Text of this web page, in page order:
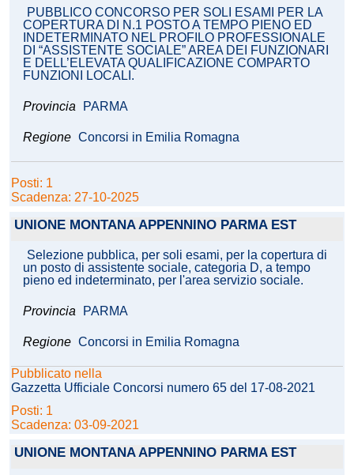
PUBBLICO CONCORSO PER SOLI ESAMI PER LA
COPERTURA DI N.1 POSTO A TEMPO PIENO ED
INDETERMINATO NEL PROFILO PROFESSIONALE
DI “ASSISTENTE SOCIALE” AREA DEI FUNZIONARI
E DELL’ELEVATA QUALIFICAZIONE COMPARTO
FUNZIONI LOCALI.
Provincia PARMA
Regione Concorsi in Emilia Romagna
Posti: 1
Scadenza: 27-10-2025
UNIONE MONTANA APPENNINO PARMA EST
Selezione pubblica, per soli esami, per la copertura di
un posto di assistente sociale, categoria D, a tempo
pieno ed indeterminato, per l'area servizio sociale.
Provincia PARMA
Regione Concorsi in Emilia Romagna
Pubblicato nella
Gazzetta Ufficiale Concorsi numero 65 del 17-08-2021
Posti: 1
Scadenza: 03-09-2021
UNIONE MONTANA APPENNINO PARMA EST